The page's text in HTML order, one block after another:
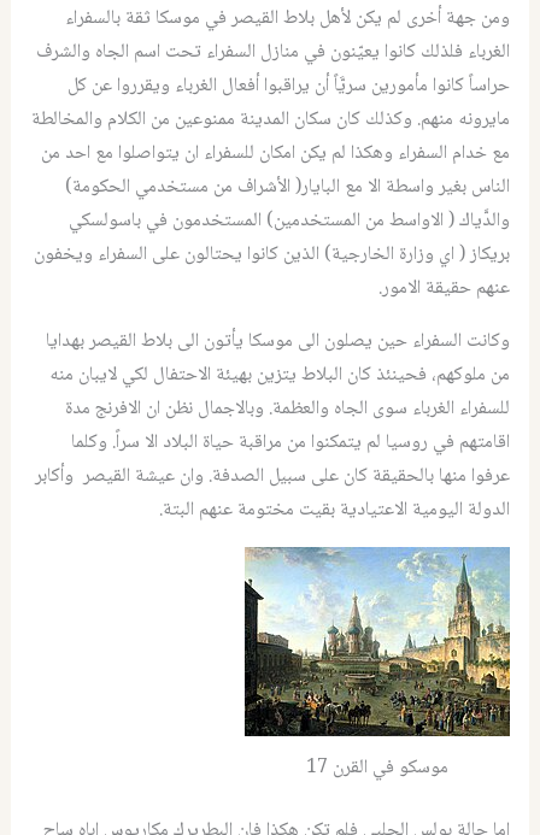
ومن جهة أخرى لم يكن لأهل بلاط القيصر في موسكا ثقة بالسفراء
الغرباء فلذلك كانوا يعيّنون في منازل السفراء تحت اسم الجاه والشرف
حراساً كانوا مأمورين سريَّاً أن يراقبوا أفعال الغرباء ويقرروا عن كل
مايرونه منهم. وكذلك كان سكان المدينة ممنوعين من الكلام والمخالطة
مع خدام السفراء وهكذا لم يكن امكان للسفراء ان يتواصلوا مع احد من
الناس بغير واسطة الا مع البايار( الأشراف من مستخدمي الحكومة)
والدَّياك ( الاواسط من المستخدمين) المستخدمون في باسولسكي
بريكاز ( اي وزارة الخارجية) الذين كانوا يحتالون على السفراء ويخفون
عنهم حقيقة الامور.
وكانت السفراء حين يصلون الى موسكا يأتون الى بلاط القيصر بهدايا
من ملوكهم، فحينئذ كان البلاط يتزين بهيئة الاحتفال لكي لايبان منه
للسفراء الغرباء سوى الجاه والعظمة. وبالاجمال نظن ان الافرنج مدة
اقامتهم في روسيا لم يتمكنوا من مراقبة حياة البلاد الا سراً. وكلما
عرفوا منها بالحقيقة كان على سبيل الصدفة. وان عيشة القيصر وأكابر
الدولة اليومية الاعتيادية بقيت مختومة عنهم البتة.
موسكو في القرن 17